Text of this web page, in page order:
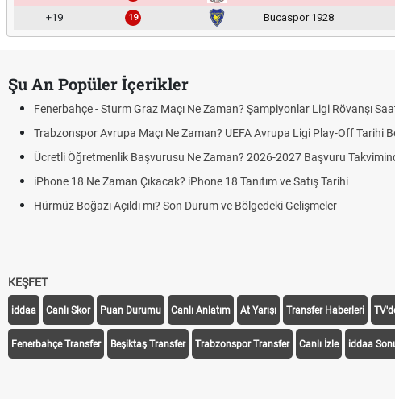
+19
19 Bucaspor 1928
Şu An Popüler İçerikler
Fenerbahçe - Sturm Graz Maçı Ne Zaman? Şampiyonlar Ligi Rövanşı
Trabzonspor Avrupa Maçı Ne Zaman? UEFA Avrupa Ligi Play-Off Tarihi
Ücretli Öğretmenlik Başvurusu Ne Zaman? 2026-2027 Başvuru
iPhone 18 Ne Zaman Çıkacak? iPhone 18 Tanıtım ve Satış Tarihi
Hürmüz Boğazı Açıldı mı? Son Durum ve Bölgedeki Gelişmeler
KEŞFET
iddaa Canlı Skor Puan Durumu Canlı Anlatım At Yarışı Transfer Haberleri
Fenerbahçe Transfer Beşiktaş Transfer Trabzonspor Transfer Canlı İzle iddaa